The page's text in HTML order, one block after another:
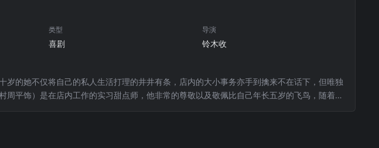
类型
喜剧
导演
铃木收
的她不仅将自己的私人生活打理的井井有条，店内的大小事务亦手到擒来不在话下，但唯独
平饰）是在店内工作的实习甜点师，他非常的尊敬以及敬佩比自己年长五岁的飞鸟，随着时